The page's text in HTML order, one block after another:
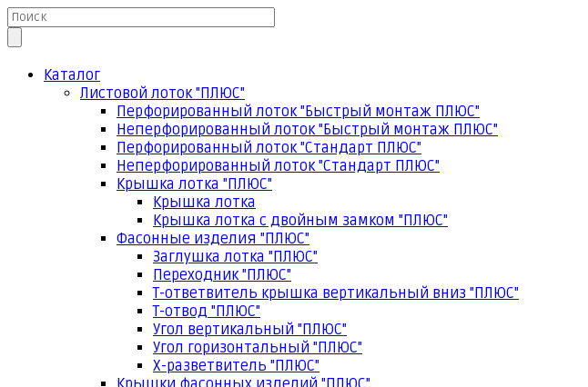
Каталог
Листовой лоток "ПЛЮС"
Перфорированный лоток "Быстрый монтаж ПЛЮС"
Неперфорированный лоток "Быстрый монтаж ПЛЮС"
Перфорированный лоток "Стандарт ПЛЮС"
Неперфорированный лоток "Стандарт ПЛЮС"
Крышка лотка "ПЛЮС"
Крышка лотка
Крышка лотка с двойным замком "ПЛЮС"
Фасонные изделия "ПЛЮС"
Заглушка лотка "ПЛЮС"
Переходник "ПЛЮС"
Т-ответвитель крышка вертикальный вниз "ПЛЮС"
Т-отвод "ПЛЮС"
Угол вертикальный "ПЛЮС"
Угол горизонтальный "ПЛЮС"
Х-разветвитель "ПЛЮС"